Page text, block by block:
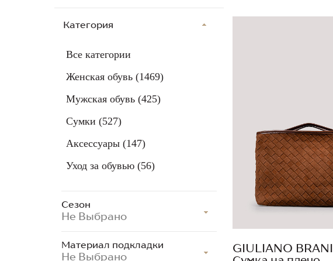
Категория
Все категории
Женская обувь (1469)
Мужская обувь (425)
Сумки (527)
Аксессуары (147)
Уход за обувью (56)
Сезон
Не Выбрано
Материал подкладки
Не Выбрано
GIULIANO BRANI